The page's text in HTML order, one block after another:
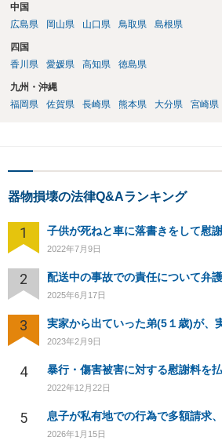
中国
広島県
岡山県 山口県 鳥取県 島根県
四国
香川県
愛媛県 高知県 徳島県
九州・沖縄
福岡県
佐賀県 長崎県 熊本県 大分県 宮崎県
器物損壊の法律Q&Aランキング
1 子供が死ねと車に落書きをして慰
2022年7月9日
2 配送中の事故での責任について弁
2025年6月17日
3
2023年2月9日
4 暴行・傷害被害に対する慰謝料を
2022年12月22日
5 息子が私有地での行為で多額請求
2026年1月15日